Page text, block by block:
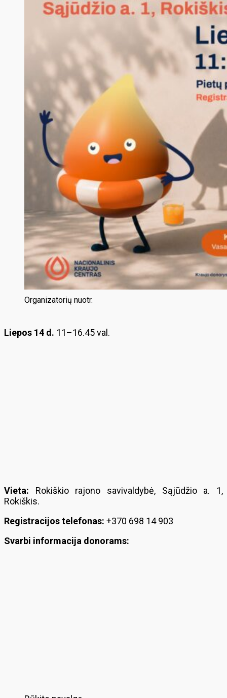
Organizatorių nuotr.
Liepos 14 d. 11–16.45 val.
Vieta: Rokiškio rajono savivaldybė, Sąjūdžio a. 1,
Rokiškis.
Registracijos telefonas: +370 698 14 903
Svarbi informacija donorams: